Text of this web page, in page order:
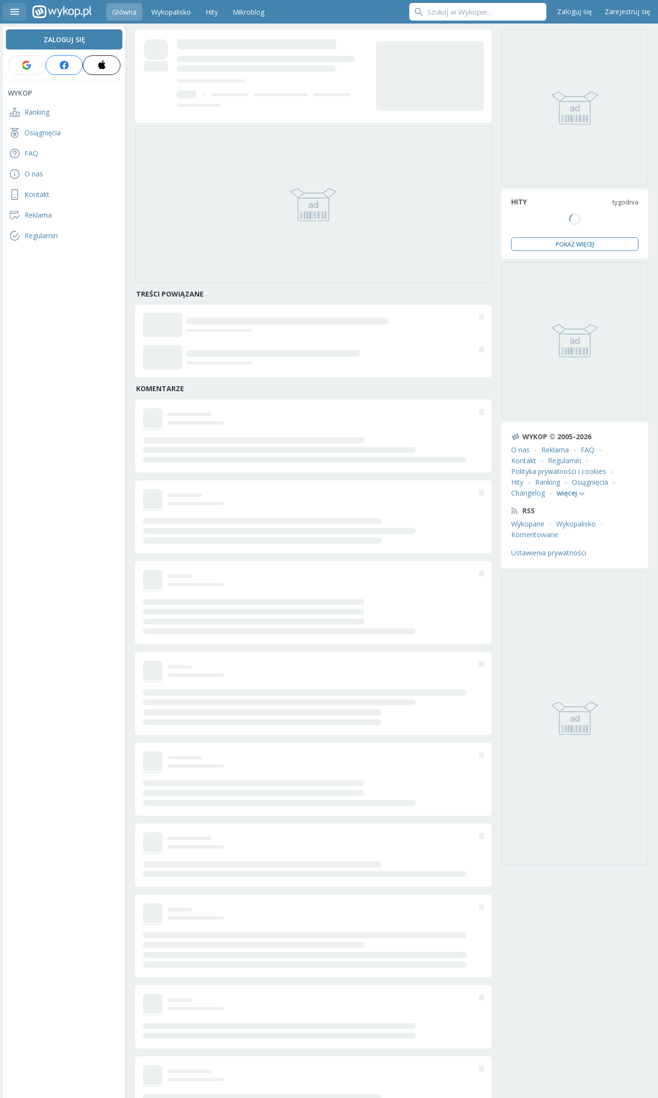
Główna Wykopalisko Hity Mikroblog Zaloguj się Zarejestruj się
ZALOGUJ SIĘ
WYKOP
Ranking
Osiągnięcia
FAQ
O nas
Kontakt
Reklama
Regulamin
TREŚCI POWIĄZANE
KOMENTARZE
HITY tygodnia
POKAŻ WIĘCEJ
WYKOP © 2005-2026
O nas
Reklama
FAQ
Kontakt
Regulamin
Polityka prywatności i cookies
Hity
Ranking
Osiągnięcia
Changelog
więcej
RSS
Wykopane
Wykopalisko
Komentowane
Ustawienia prywatności